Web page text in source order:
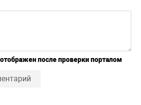
после проверки порталом